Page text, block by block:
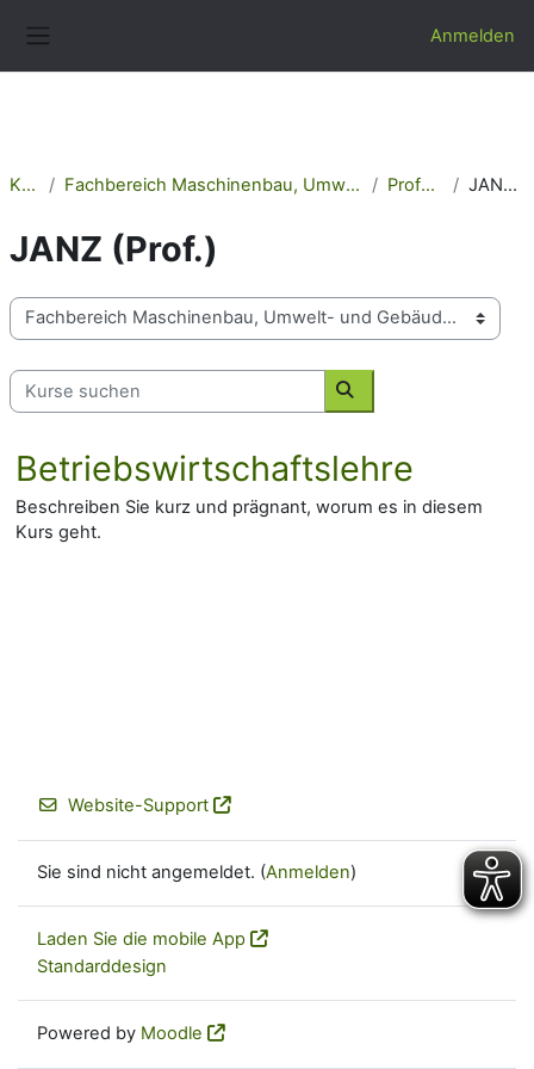
Anmelden
Kurse Fachbereich Maschinenbau, Umwelt- und Gebäudetechnik Professoren JANZ (Prof.)
JANZ (Prof.)
Kursbereiche
Kurse suchen
Kurse suchen
Betriebswirtschaftslehre
Beschreiben Sie kurz und prägnant, worum es in diesem
Kurs geht.
Website-Support
Sie sind nicht angemeldet. (Anmelden)
Laden Sie die mobile App
Standarddesign
Powered by Moodle